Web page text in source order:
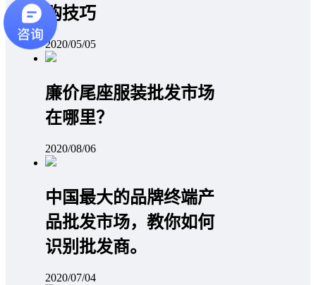
购技巧
2020/05/05
廉价尾座服装批发市场
在哪里？
2020/08/06
中国最大的品牌终端产
品批发市场，教你如何
识别批发商。
2020/07/04